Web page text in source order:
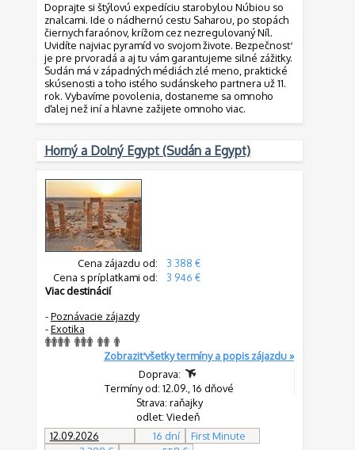
Doprajte si štýlovú expedíciu starobylou Núbiou so
znalcami. Ide o nádhernú cestu Saharou, po stopách
čiernych faraónov, krížom cez nezregulovaný Níl.
Uvidíte najviac pyramíd vo svojom živote. Bezpečnosť
je pre prvoradá a aj tu vám garantujeme silné zážitky.
Sudán má v západných médiách zlé meno, praktické
skúsenosti a toho istého sudánskeho partnera už 11.
rok. Vybavíme povolenia, dostaneme sa omnoho
ďalej než iní a hlavne zažijete omnoho viac.
Horný a Dolný Egypt (Sudán a Egypt)
Cena zájazdu od:
3 388 €
Cena s príplatkami od:
3 946 €
Viac destinácií
-Poznávacie zájazdy
-Exotika
Zobraziť všetky termíny a popis zájazdu »
Doprava:
Termíny od: 12.09., 16 dňové
Strava: raňajky
odlet: Viedeň
12.09.2026
16 dní
First Minute